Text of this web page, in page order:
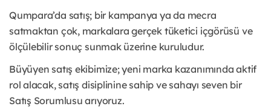
Qumpara’da satış; bir kampanya ya da mecra
satmaktan çok, markalara gerçek tüketici içgörüsü ve
ölçülebilir sonuç sunmak üzerine kuruludur.
Büyüyen satış ekibimize; yeni marka kazanımında aktif
rol alacak, satış disiplinine sahip ve sahayı seven bir
Satış Sorumlusu arıyoruz.